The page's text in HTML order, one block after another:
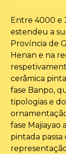
Entre 4000 e
estendeu a
Província de
Henan e na
cerâmica
fase Banpo,
tipologias e
fase Majiayao
pintada